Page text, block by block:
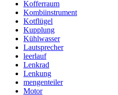
Kofferraum
Kombiinstrument
Kotflügel
Kupplung
Kühlwasser
Lautsprecher
leerlauf
Lenkrad
Lenkung
mengenteiler
Motor